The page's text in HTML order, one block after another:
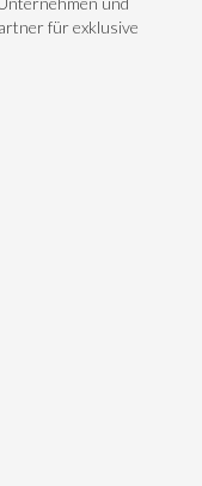
für exklusive